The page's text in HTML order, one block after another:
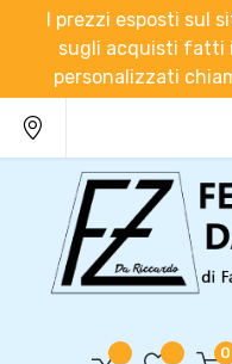
I prezzi esposti sul
sugli acquisti fatti
personalizzati
0